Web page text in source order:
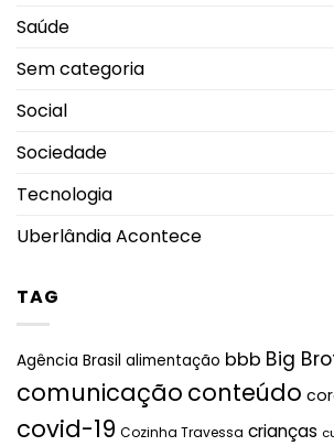
Saúde
Sem categoria
Social
Sociedade
Tecnologia
Uberlândia Acontece
TAG
Agência Brasil alimentação bbb Big
comunicação conteúdo
covid-19 Cozinha Travessa crianças